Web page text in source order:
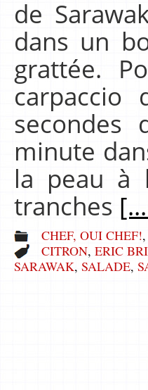
de
dans un
grattée.
secondes
minute
la peau à
tranches
CHEF, OUI CHEF!,
CITRON, ERIC
SARAWAK, SALADE,